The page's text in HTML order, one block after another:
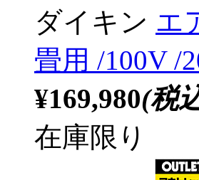
ダイキン エ
畳用 /100V /
¥169,980(税
在庫限り